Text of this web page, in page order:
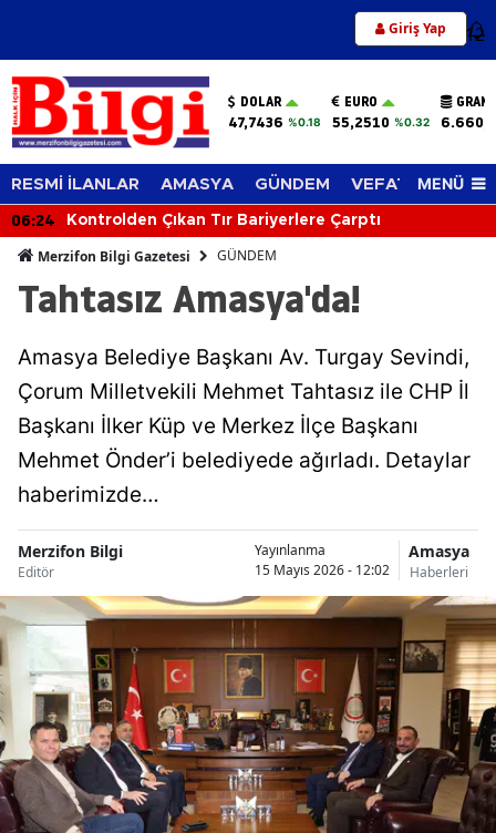
Giriş Yap 12
DOLAR
47,7436 %0.18
EURO
55,2510 %0.32
RESMİ İLANLAR AMASYA GÜNDEM VEFAT EDENLER
MENÜ
06:24 Kontrolden Çıkan Tır Bariyerlere Çarptı
Merzifon Bilgi Gazetesi GÜNDEM
Tahtasız Amasya'da!
Amasya Belediye Başkanı Av. Turgay Sevindi,
Çorum Milletvekili Mehmet Tahtasız ile CHP İl
Başkanı İlker Küp ve Merkez İlçe Başkanı
Mehmet Önder’i belediyede ağırladı. Detaylar
haberimizde…
Merzifon Bilgi
Editör
Yayınlanma
15 Mayıs 2026 - 12:02
Amasya
Haberleri